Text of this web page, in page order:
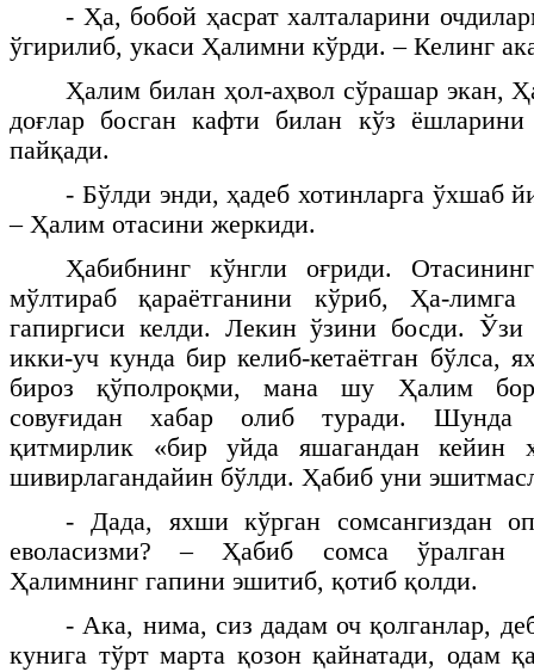
- Ҳа, бобой ҳасрат халталарини
ўгирилиб, укаси Ҳалимни кўрди. – Келинг
Ҳалим билан ҳол-аҳвол сўрашар экан,
доғлар босган кафти билан кўз
пайқади.
- Бўлди энди, ҳадеб хотинларга ўхшаб
– Ҳалим отасини жеркиди.
Ҳабибнинг кўнгли оғриди.
мўлтираб қараётганини кўриб, Ҳа-
гапиргиси келди. Лекин ўзини босди.
икки-уч кунда бир келиб-кетаётган бўлса,
бироз қўполроқми, мана шу Ҳалим
совуғидан хабар олиб туради. Шунда
қитмирлик «бир уйда яшагандан кейин
шивирлагандайин бўлди. Ҳабиб уни
- Дада, яхши кўрган сомсангиздан
еволасизми? – Ҳабиб сомса ўралган
Ҳалимнинг гапини эшитиб, қотиб қолди.
- Ака, нима, сиз дадам оч қолганлар,
кунига тўрт марта қозон қайнатади, одам